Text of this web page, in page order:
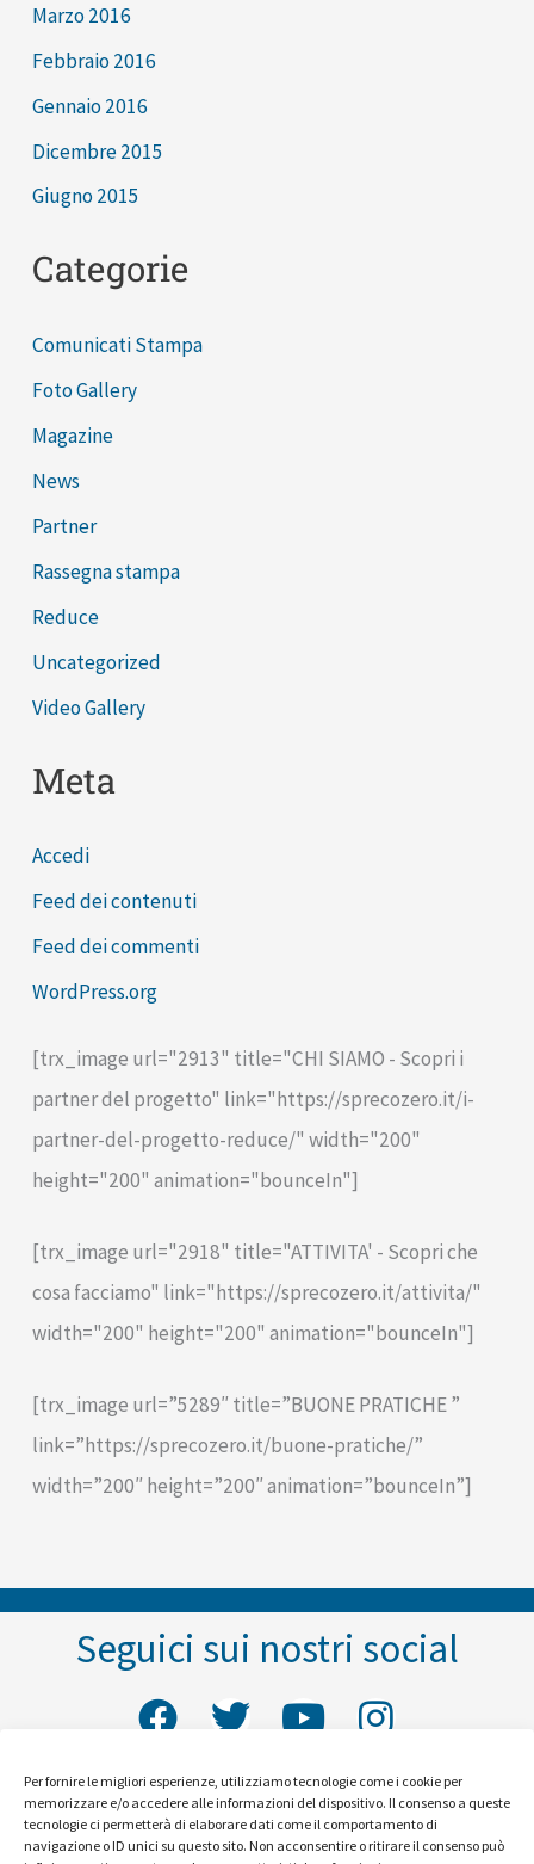
Per fornire le migliori esperienze, utilizziamo tecnologie come i cookie per
memorizzare e/o accedere alle informazioni del dispositivo. Il consenso a queste
tecnologie ci permetterà di elaborare dati come il comportamento di
navigazione o ID unici su questo sito. Non acconsentire o ritirare il consenso può
Marzo 2016
Febbraio 2016
Gennaio 2016
Dicembre 2015
Giugno 2015
Categorie
Comunicati Stampa
Foto Gallery
Magazine
News
Partner
Rassegna stampa
Reduce
Uncategorized
Video Gallery
Meta
Accedi
Feed dei contenuti
Feed dei commenti
WordPress.org
[trx_image url="2913" title="CHI SIAMO - Scopri i
partner del progetto" link="https://sprecozero.it/i-
partner-del-progetto-reduce/" width="200"
height="200" animation="bounceIn"]
[trx_image url="2918" title="ATTIVITA' - Scopri che
cosa facciamo" link="https://sprecozero.it/attivita/"
width="200" height="200" animation="bounceIn"]
[trx_image url=”5289″ title=”BUONE PRATICHE ”
link=”https://sprecozero.it/buone-pratiche/”
width=”200″ height=”200″ animation=”bounceIn”]
Seguici sui nostri social
F
c
e
T
i
t
Y
u
t
I
s
t
Vivi a SprecoZero